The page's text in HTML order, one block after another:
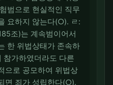
범으로 현실적인 직무
요하지 않는다(○). ㄹ:
조)는 계속범이어서
한 위법상태가 존속하
참가하였더라도 다른
으로 공모하여 위법상
면 죄가 성립한다(○).